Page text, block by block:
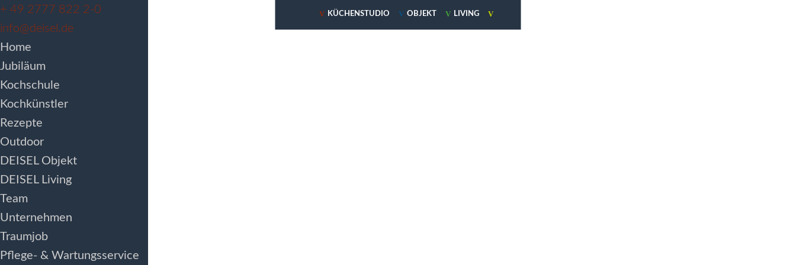
+ 49 2777 822 2-0
info@deisel.de
Home
Jubiläum
Kochschule
Kochkünstler
Rezepte
Outdoor
DEISEL Objekt
DEISEL Living
Team
Unternehmen
Traumjob
Pflege- & Wartungsservice
V KÜCHENSTUDIO V OBJEKT V LIVING V